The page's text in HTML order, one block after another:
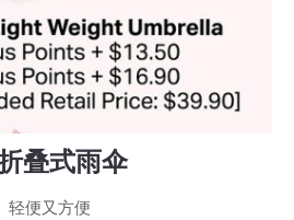
叠式雨伞
轻便又方便